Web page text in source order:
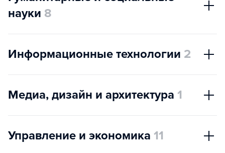
науки 8
Информационные технологии 2
Медиа, дизайн и архитектура 1
Управление и экономика 11